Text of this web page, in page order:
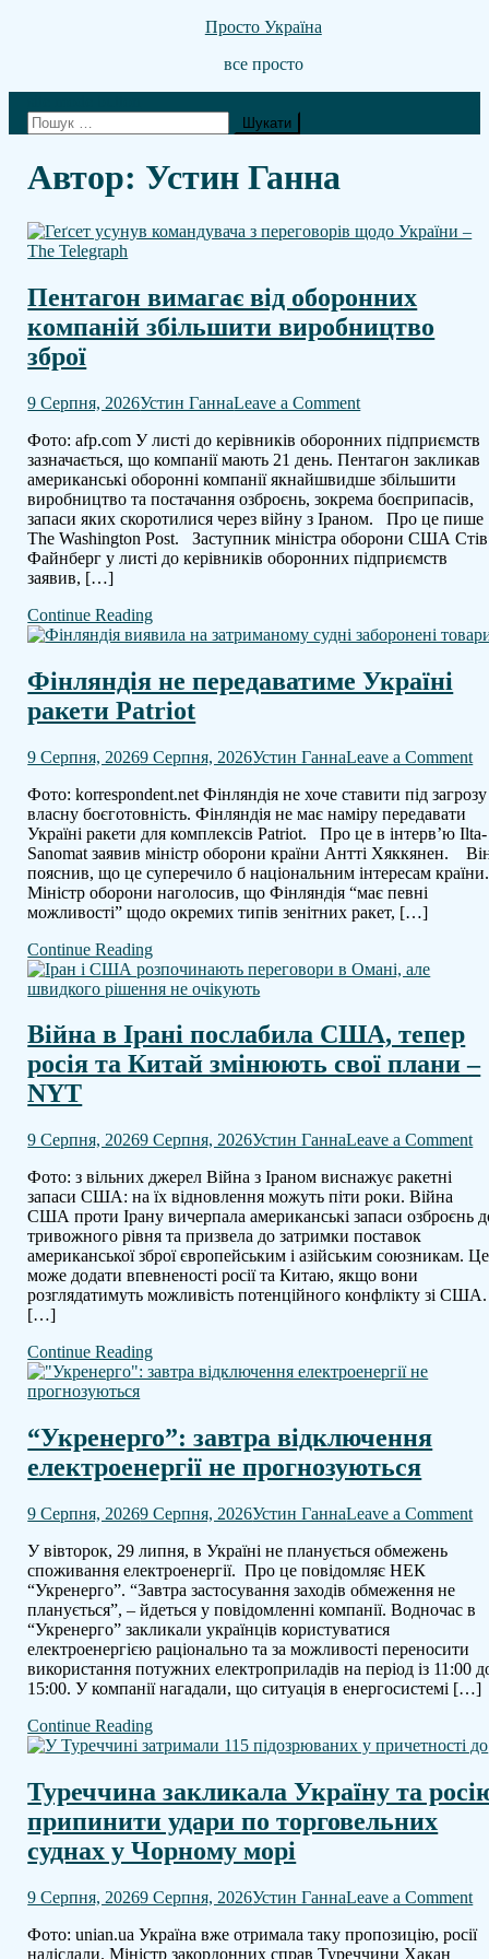
Просто Україна
все просто
Пошук:
Автор: Устин Ганна
Пентагон вимагає від оборонних
компаній збільшити виробництво
зброї
9 Серпня, 2026Устин ГаннаLeave a Commenton
вимагає
від
оборонних
компаній
збільшити
виробництво
зброї
Фото: afp.com У листі до керівників оборонних підприємств
зазначається, що компанії мають 21 день. Пентагон закликав
американські оборонні компанії якнайшвидше збільшити
виробництво та постачання озброєнь, зокрема боєприпасів,
запаси яких скоротилися через війну з Іраном. Про це пише
The Washington Post. Заступник міністра оборони США Стів
Файнберг у листі до керівників оборонних підприємств
заявив, […]
Continue Reading
Фінляндія не передаватиме Україні
ракети Patriot
9 Серпня, 20269 Серпня, 2026Устин ГаннаLeave a Commenton
не
Фото: korrespondent.net Фінляндія не хоче ставити під загрозу
власну боєготовність. Фінляндія не має наміру передавати
Україні ракети для комплексів Patriot. Про це в інтерв’ю Ilta-
Sanomat заявив міністр оборони країни Антті Хяккянен.
пояснив, що це суперечило б національним інтересам країни.
Міністр оборони наголосив, що Фінляндія “має певні
можливості” щодо окремих типів зенітних ракет, […]
Continue Reading
Війна в Ірані послабила США, тепер
росія та Китай змінюють свої плани –
NYT
9 Серпня, 20269 Серпня, 2026Устин ГаннаLeave a Commenton
та
Фото: з вільних джерел Війна з Іраном виснажує ракетні
запаси США: на їх відновлення можуть піти роки. Війна
США проти Ірану вичерпала американські запаси озброєнь
тривожного рівня та призвела до затримки поставок
американської зброї європейським і азійським союзникам. Це
може додати впевненості росії та Китаю, якщо вони
розглядатимуть можливість потенційного конфлікту зі
[…]
Continue Reading
“Укренерго”: завтра відключення
електроенергії не прогнозуються
9 Серпня, 20269 Серпня, 2026Устин ГаннаLeave a Commenton
не
У вівторок, 29 липня, в Україні не планується обмежень
споживання електроенергії. Про це повідомляє НЕК
“Укренерго”. “Завтра застосування заходів обмеження не
планується”, – йдеться у повідомленні компанії. Водночас в
“Укренерго” закликали українців користуватися
електроенергією раціонально та за можливості переносити
використання потужних електроприладів на період із 11:00
15:00. У компанії нагадали, що ситуація в енергосистемі […]
Continue Reading
Туреччина закликала Україну та
припинити удари по торговельних
суднах у Чорному морі
9 Серпня, 20269 Серпня, 2026Устин ГаннаLeave a Commenton
Фото: unian.ua Україна вже отримала таку пропозицію, росії
надіслали. Міністр закордонних справ Туреччини Хакан